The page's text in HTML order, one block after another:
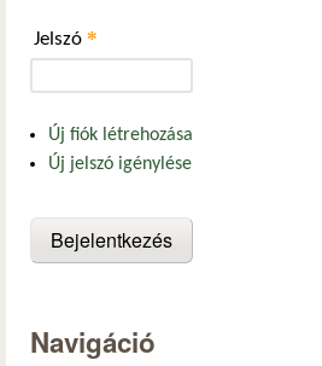
Jelszó *
Új fiók létrehozása
Új jelszó igénylése
Navigáció